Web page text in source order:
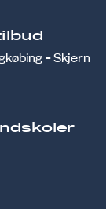
- Skjern